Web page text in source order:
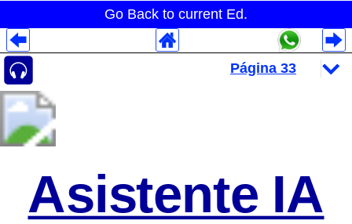
Go Back to current Ed.
Asistente IA
Despliegues Analytics
Despliegues Totales
Despliegues por Rubros